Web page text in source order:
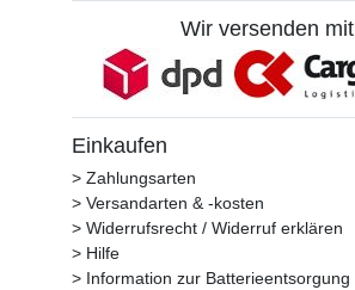
Wir versenden mit
Einkaufen
> Zahlungsarten
> Versandarten & -kosten
> Widerrufsrecht / Widerruf erklären
> Hilfe
> Information zur Batterieentsorgung